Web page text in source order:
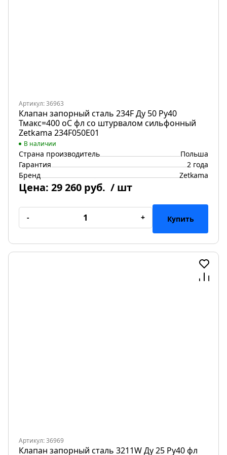
Артикул: 36963
Клапан запорный сталь 234F Ду 50 Ру40
Тмакс=400 оС фл со штурвалом сильфонный
Zetkama 234F050E01
В наличии
Страна производитель
Польша
Гарантия
2 года
Бренд
Zetkama
Цена: 29 260 руб. / шт
- + Купить
Артикул: 36969
Клапан запорный сталь 3211W Ду 25 Ру40 фл